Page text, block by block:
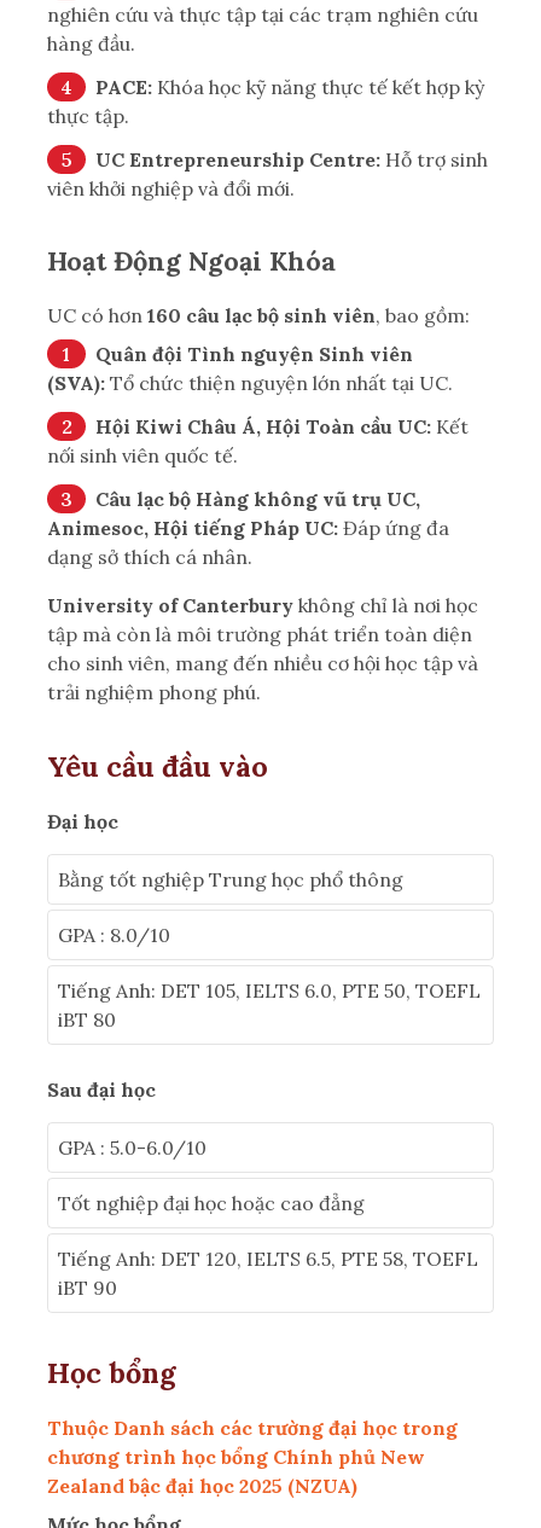
nghiên cứu và thực tập tại các trạm nghiên cứu
hàng đầu.
PACE: Khóa học kỹ năng thực tế kết hợp kỳ
thực tập.
UC Entrepreneurship Centre: Hỗ trợ sinh
viên khởi nghiệp và đổi mới.
Hoạt Động Ngoại Khóa
UC có hơn 160 câu lạc bộ sinh viên, bao gồm:
Quân đội Tình nguyện Sinh viên
(SVA): Tổ chức thiện nguyện lớn nhất tại UC.
Hội Kiwi Châu Á, Hội Toàn cầu UC: Kết
nối sinh viên quốc tế.
Câu lạc bộ Hàng không vũ trụ UC,
Animesoc, Hội tiếng Pháp UC: Đáp ứng đa
dạng sở thích cá nhân.
University of Canterbury không chỉ là nơi học
tập mà còn là môi trường phát triển toàn diện
cho sinh viên, mang đến nhiều cơ hội học tập và
trải nghiệm phong phú.
Yêu cầu đầu vào
Đại học
Bằng tốt nghiệp Trung học phổ thông
GPA : 8.0/10
Tiếng Anh: DET 105, IELTS 6.0, PTE 50, TOEFL
iBT 80
Sau đại học
GPA : 5.0-6.0/10
Tốt nghiệp đại học hoặc cao đẳng
Tiếng Anh: DET 120, IELTS 6.5, PTE 58, TOEFL
iBT 90
Học bổng
Thuộc Danh sách các trường đại học trong
chương trình học bổng Chính phủ New
Zealand bậc đại học 2025 (NZUA)